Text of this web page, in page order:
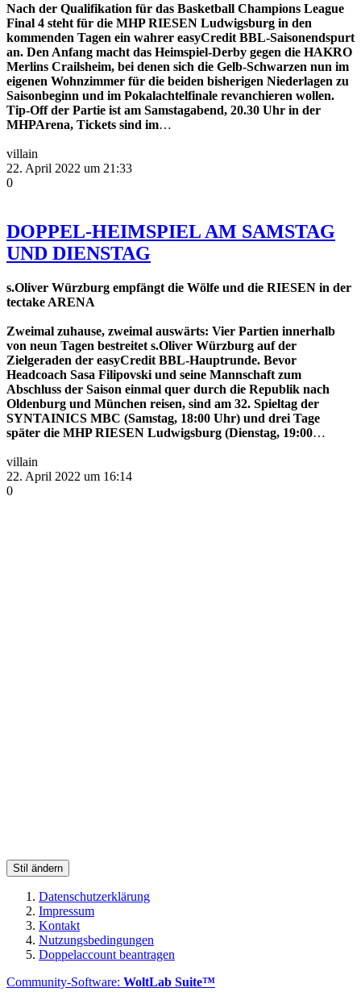
Nach der Qualifikation für das Basketball Champions League
Final 4 steht für die MHP RIESEN Ludwigsburg in den
kommenden Tagen ein wahrer easyCredit BBL-Saisonendspurt
an. Den Anfang macht das Heimspiel-Derby gegen die HAKRO
Merlins Crailsheim, bei denen sich die Gelb-Schwarzen nun im
eigenen Wohnzimmer für die beiden bisherigen Niederlagen zu
Saisonbeginn und im Pokalachtelfinale revanchieren wollen.
Tip-Off der Partie ist am Samstagabend, 20.30 Uhr in der
MHPArena, Tickets sind im…
villain
22. April 2022 um 21:33
0
DOPPEL-HEIMSPIEL AM SAMSTAG
UND DIENSTAG
s.Oliver Würzburg empfängt die Wölfe und die RIESEN in der
tectake ARENA
Zweimal zuhause, zweimal auswärts: Vier Partien innerhalb
von neun Tagen bestreitet s.Oliver Würzburg auf der
Zielgeraden der easyCredit BBL-Hauptrunde. Bevor
Headcoach Sasa Filipovski und seine Mannschaft zum
Abschluss der Saison einmal quer durch die Republik nach
Oldenburg und München reisen, sind am 32. Spieltag der
SYNTAINICS MBC (Samstag, 18:00 Uhr) und drei Tage
später die MHP RIESEN Ludwigsburg (Dienstag, 19:00…
villain
22. April 2022 um 16:14
0
Stil ändern
Datenschutzerklärung
Impressum
Kontakt
Nutzungsbedingungen
Doppelaccount beantragen
Community-Software: WoltLab Suite™